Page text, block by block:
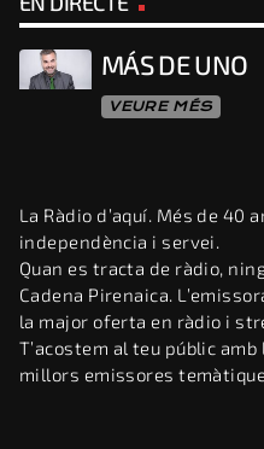
MÁS DE UNO
VEURE MÉS
La Ràdio d’aquí. Més de 40
independència i servei.
Quan es tracta de ràdio,
Cadena Pirenaica.
la major oferta en ràdio i
T’acostem al teu públic
millors emissores